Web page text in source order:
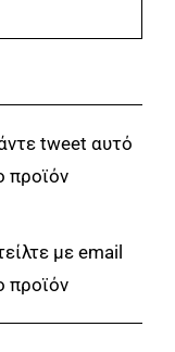
tweet αυτό
προϊόν
με email
προϊόν